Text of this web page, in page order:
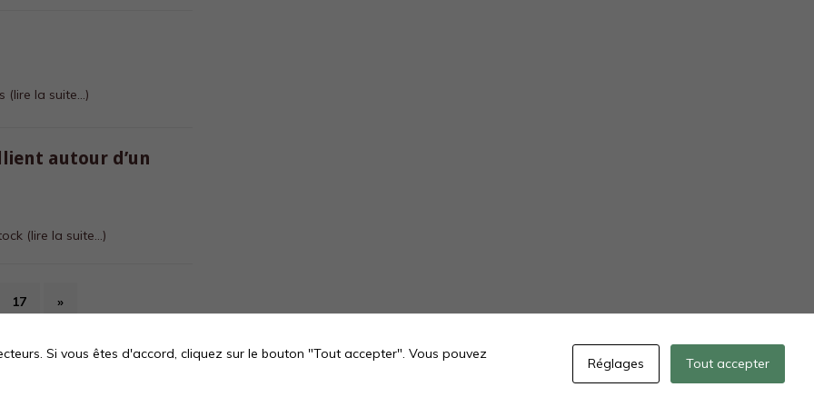
(lire la suite…)
autour d’un
(lire la suite…)
17 »
ARCHIVES NOTRE PROJET A PROPOS DE NOUS MENTIONS LÉGALES NOUS CONTACTER
Si vous êtes d'accord, cliquez sur le bouton "Tout accepter". Vous pouvez
Réglages Tout accepter